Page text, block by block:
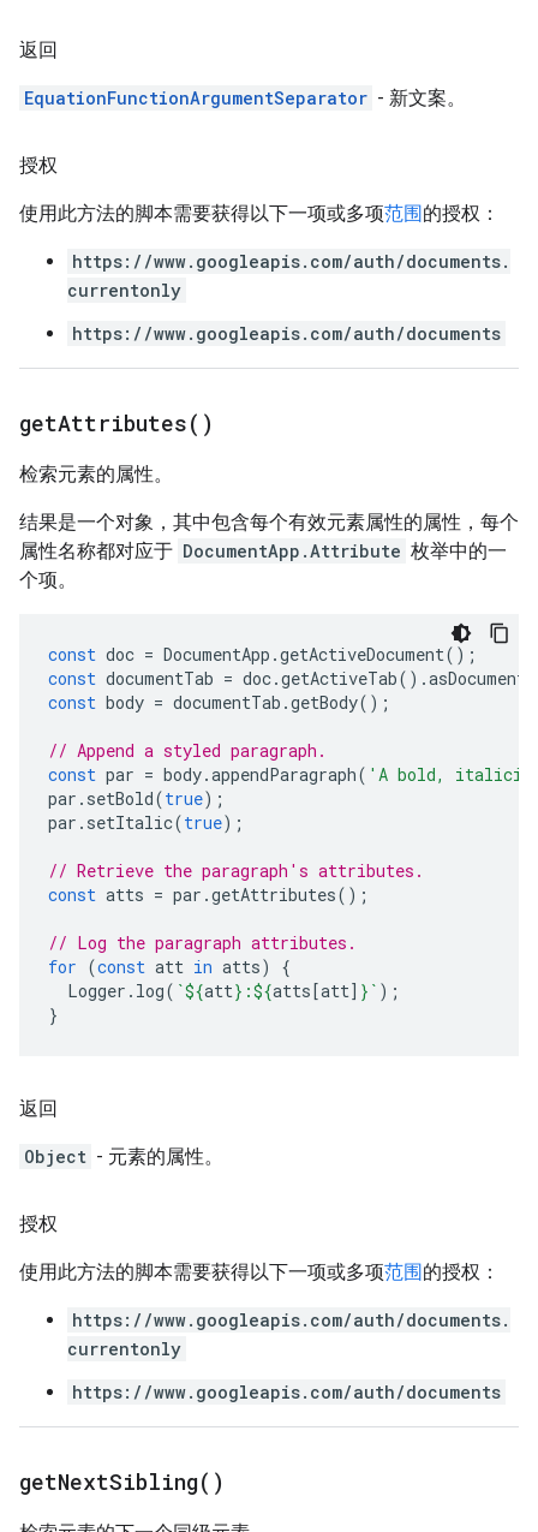
返回
EquationFunctionArgumentSeparator - 新文案。
授权
使用此方法的脚本需要获得以下一项或多项范围的授权：
https://www.googleapis.com/auth/documents.
currentonly
https://www.googleapis.com/auth/documents
getAttributes( )
检索元素的属性。
结果是一个对象，其中包含每个有效元素属性的属性，每个
属性名称都对应于 DocumentApp.Attribute 枚举中的一
个项。
const doc = DocumentApp .getActiveDocument();
const documentTab = doc.getActiveTab().
const body = documentTab .getBody();
// Append a styled paragraph.
const par = body.appendParagraph( 'A bold,
par . setBold(true);
par . setItalic(true);
// Retrieve the paragraph's attributes.
const atts = par .getAttributes();
// Log the paragraph attributes.
for (const att in atts)
{
Logger . log( `${att} :${atts[att] } ` );
}
返回
Object - 元素的属性。
授权
使用此方法的脚本需要获得以下一项或多项范围的授权：
https://www.googleapis.com/auth/documents.
currentonly
https://www.googleapis.com/auth/documents
getNextSibling( )